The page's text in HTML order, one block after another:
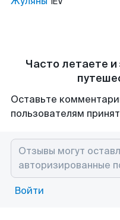
Часто летаете
Оставьте
пользователям
Войти